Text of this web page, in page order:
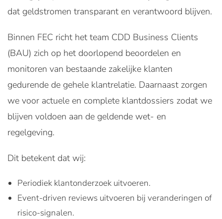
dat geldstromen transparant en verantwoord blijven.
Binnen FEC richt het team CDD Business Clients
(BAU) zich op het doorlopend beoordelen en
monitoren van bestaande zakelijke klanten
gedurende de gehele klantrelatie. Daarnaast zorgen
we voor actuele en complete klantdossiers zodat we
blijven voldoen aan de geldende wet- en
regelgeving.
Dit betekent dat wij:
Periodiek klantonderzoek uitvoeren.
Event-driven reviews uitvoeren bij veranderingen of
risico-signalen.